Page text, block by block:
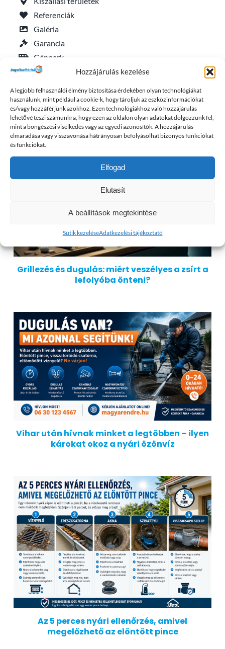
Hozzájárulás kezelése
A legjobb felhasználói élmény biztosítása érdekében olyan technológiákat
használunk, mint például a cookie-k, hogy tároljuk az eszközinformációkat
és/vagy hozzáférjünk azokhoz. Ezen technológiákhoz való hozzájárulás
lehetővé teszi számunkra, hogy ezen az oldalon olyan adatokat dolgozzunk fel,
mint a böngészési viselkedés vagy az egyedi azonosítók. A hozzájárulás
elmaradása vagy visszavonása hátrányosan befolyásolhat bizonyos funkciókat
és funkciókat.
Elfogad
Elutasít
A beállítások megtekintése
Sütik kezeléseAdatkezelési tájékoztató
Referenciák
Galéria
Garancia
Géppark
Általános szerződési feltételek
Sütik kezelése (EU)
Friss duguláselhárítás cikkek
Grillezés és dugulás: miért veszélyes a zsírt a
lefolyóba önteni?
Vihar után hívnak minket a legtöbben – ilyen
károkat okoz a nyári özönvíz
Az 5 perces nyári ellenőrzés, amivel
megelőzhető az elöntött pince